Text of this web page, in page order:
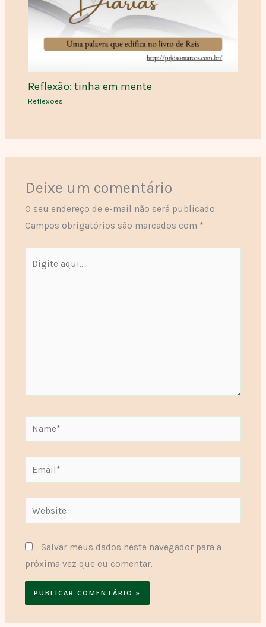
Reflexão: tinha em mente
Reflexões
Deixe um comentário
O seu endereço de e-mail não será publicado.
Campos obrigatórios são marcados com *
aqui...
Name*
Email*
Website
Salvar meus dados neste navegador para a
próxima vez que eu comentar.